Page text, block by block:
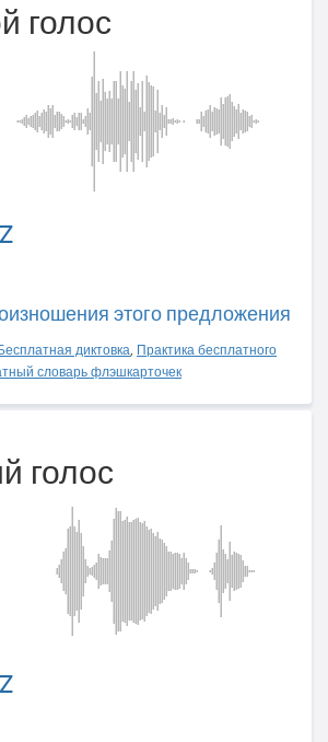
голос
этого предложения
диктовка, Практика бесплатного
словарь флэшкарточек
голос